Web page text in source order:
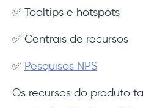
✅ Tooltips e hotspots
✅ Centrais de recursos
✅ Pesquisas NPS
Os recursos do produto